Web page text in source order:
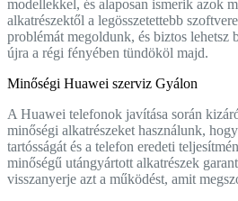
modellekkel, és alaposan ismerik azok
alkatrészektől a legösszetettebb
problémát megoldunk, és biztos lehetsz
újra a régi fényében tündököl majd.
Minőségi Huawei szerviz Gyálon
A Huawei telefonok javítása során
minőségi alkatrészeket használunk,
tartósságát és a telefon eredeti
minőségű utángyártott alkatrészek
visszanyerje azt a működést, amit